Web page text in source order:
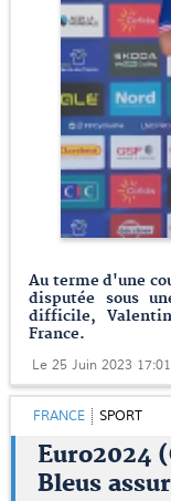
Au terme d'une
disputée sous
difficile,
France.
Le 25 Juin 2023 17:01
FRANCE SPORT
Euro2024
Bleus